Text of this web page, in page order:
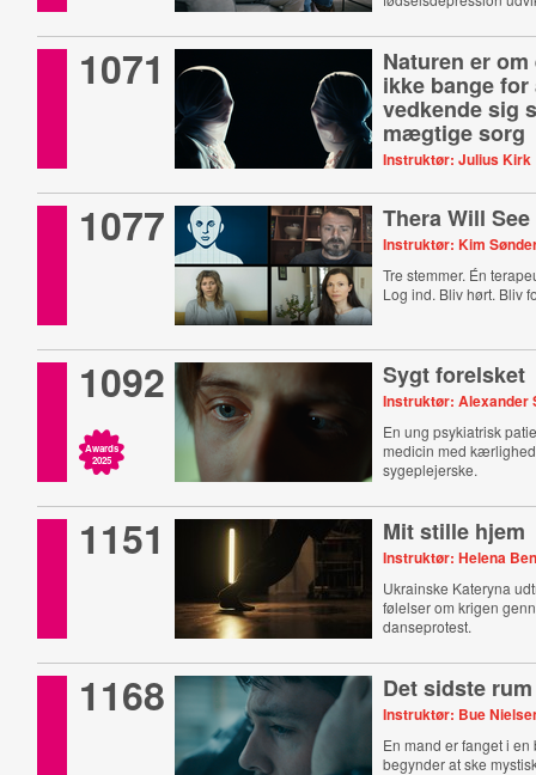
1071 Naturen er
ikke bange for
vedkende sig
mægtige sorg
Instruktør: Julius Kirk
Når ulykkelig
afmagt.
1077 Thera Will
Instruktør: Kim
Tre stemmer. Én
Log ind. Bliv hørt. Bliv
1092
Awards
2025
Sygt forelsket
Instruktør: Alexander
En ung psykiatrisk
medicin med
sygeplejerske.
1151 Mit stille hjem
Instruktør: Helena
Ukrainske Kateryna
følelser om krigen
danseprotest.
1168 Det sidste rum
Instruktør: Bue
En mand er fanget i
begynder at ske